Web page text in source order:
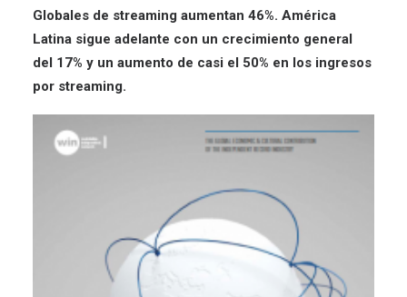
Globales de streaming aumentan 46%. América
Latina sigue adelante con un crecimiento general
del 17% y un aumento de casi el 50% en los ingresos
por streaming.